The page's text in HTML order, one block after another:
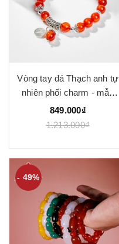
Vòng tay đá Thạch anh tự
nhiên phối charm - mẫu
VC0140 - Ngọc Quý
849.000₫
1.213.000₫
- 49%